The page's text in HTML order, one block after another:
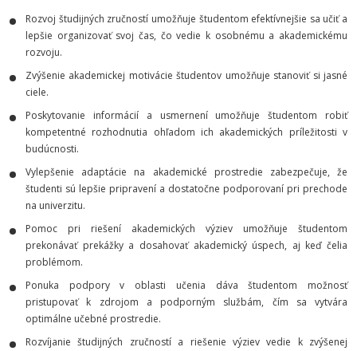
Rozvoj študijných zručností umožňuje študentom efektívnejšie sa učiť a
lepšie organizovať svoj čas, čo vedie k osobnému a akademickému
rozvoju.
Zvýšenie akademickej motivácie študentov umožňuje stanoviť si jasné
ciele.
Poskytovanie informácií a usmernení umožňuje študentom robiť
kompetentné rozhodnutia ohľadom ich akademických príležitosti v
budúcnosti.
Vylepšenie adaptácie na akademické prostredie zabezpečuje, že
študenti sú lepšie pripravení a dostatočne podporovaní pri prechode
na univerzitu.
Pomoc pri riešení akademických výziev umožňuje študentom
prekonávať prekážky a dosahovať akademický úspech, aj keď čelia
problémom.
Ponuka podpory v oblasti učenia dáva študentom možnosť
pristupovať k zdrojom a podporným službám, čím sa vytvára
optimálne učebné prostredie.
Rozvíjanie študijných zručností a riešenie výziev vedie k zvýšenej